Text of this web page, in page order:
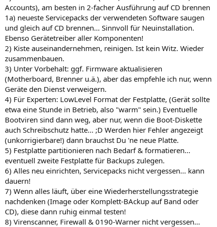
Accounts), am besten in 2-facher Ausführung auf CD brennen
1a) neueste Servicepacks der verwendeten Software saugen
und gleich auf CD brennen... Sinnvoll für Neuinstallation.
Ebenso Gerätetreiber aller Komponenten!
2) Kiste auseinandernehmen, reinigen. Ist kein Witz. Wieder
zusammenbauen.
3) Unter Vorbehalt: ggf. Firmware aktualisieren
(Motherboard, Brenner u.ä.), aber das empfehle ich nur, wenn
Geräte den Dienst verweigern.
4) Für Experten: LowLevel Format der Festplatte, (Gerät sollte
etwa eine Stunde in Betrieb, also "warm" sein.) Eventuelle
Bootviren sind dann weg, aber nur, wenn die Boot-Diskette
auch Schreibschutz hatte... ;D Werden hier Fehler angezeigt
(unkorrigierbare!) dann brauchst Du 'ne neue Platte.
5) Festplatte partitionieren nach Bedarf & formatieren...
eventuell zweite Festplatte für Backups zulegen.
6) Alles neu einrichten, Servicepacks nicht vergessen... kann
dauern!
7) Wenn alles läuft, über eine Wiederherstellungsstrategie
nachdenken (Image oder Komplett-BAckup auf Band oder
CD), diese dann ruhig einmal testen!
8) Virenscanner, Firewall & 0190-Warner nicht vergessen...